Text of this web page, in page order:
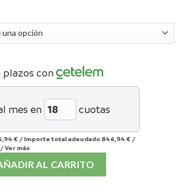
plazos con
mes en cuotas
€ / Importe total adeudado 846,94 € /
/Ver más
AL CARRITO